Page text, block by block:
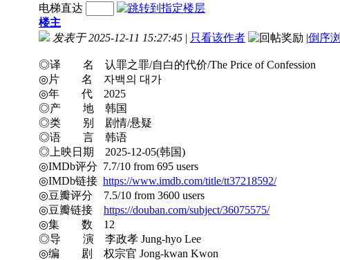
电梯直达
楼主
发表于 2025-12-11 15:27:45 | 只看该作者 |倒序
◎译 名 认罪之罪/自白的代价/The Price of Confession
◎片 名 자백의 대가
◎年 代 2025
◎产 地 韩国
◎类 别 剧情/悬疑
◎语 言 韩语
◎上映日期 2025-12-05(韩国)
◎IMDb评分 7.7/10 from 695 users
◎IMDb链接 https://www.imdb.com/title/tt37218592/
◎豆瓣评分 7.5/10 from 3600 users
◎豆瓣链接 https://douban.com/subject/36075575/
◎集 数 12
◎导 演 李政孝 Jung-hyo Lee
◎编 剧 权宗官 Jong-kwan Kwon